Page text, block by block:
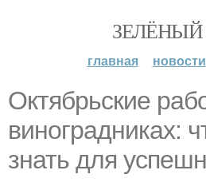
ЗЕЛЁНЫЙ
главная новости
Октябрьские
виноградниках:
знать для